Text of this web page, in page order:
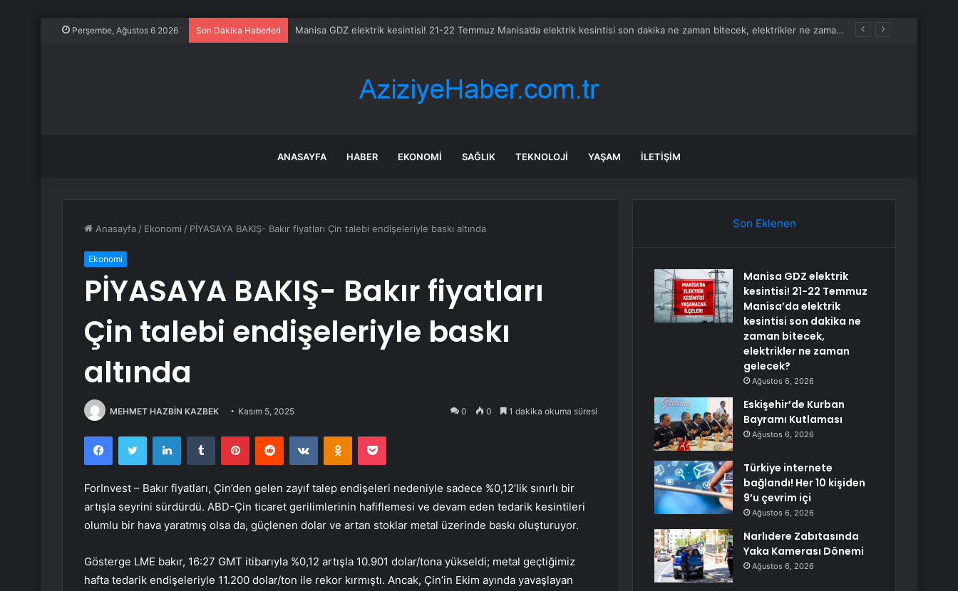
Perşembe, Ağustos 6 2026 Son Dakika Haberleri Manisa GDZ elektrik kesintisi! 21-22 Temmuz Manisa’da elektrik kesintisi son dakika ne zaman bitecek, elektrikler ne zaman gelecek?
ANASAYFA HABER EKONOMI SAĞLIK TEKNOLOJI YAŞAM İLETIŞIM
Anasayfa / Ekonomi / PİYASAYA BAKIŞ- Bakır fiyatları Çin talebi endişeleriyle baskı altında
Ekonomi
PİYASAYA BAKIŞ- Bakır fiyatları
Çin talebi endişeleriyle baskı
altında
MEHMET HAZBİN KAZBEK Kasım 5, 2025 0 0 1 dakika okuma süresi
FacebookTwitter LinkedInTumblr PinterestReddit VKontakteOdnoklassniki
Pocket
ForInvest – Bakır fiyatları, Çin’den gelen zayıf talep endişeleri nedeniyle sadece %0,12’lik sınırlı bir
artışla seyrini sürdürdü. ABD-Çin ticaret gerilimlerinin hafiflemesi ve devam eden tedarik kesintileri
olumlu bir hava yaratmış olsa da, güçlenen dolar ve artan stoklar metal üzerinde baskı oluşturuyor.
Gösterge LME bakır, 16:27 GMT itibarıyla %0,12 artışla 10.901 dolar/tona yükseldi; metal geçtiğimiz
hafta tedarik endişeleriyle 11.200 dolar/ton ile rekor kırmıştı. Ancak, Çin’in Ekim ayında yavaşlayan
Son Eklenen
Manisa GDZ elektrik
kesintisi! 21-22 Temmuz
Manisa’da elektrik
kesintisi son dakika ne
zaman bitecek,
elektrikler ne zaman
gelecek?
Ağustos 6, 2026
Eskişehir’de Kurban
Bayramı Kutlaması
Ağustos 6, 2026
Türkiye internete
bağlandı! Her 10 kişiden
9’u çevrim içi
Ağustos 6, 2026
Narlıdere Zabıtasında
Yaka Kamerası Dönemi
Ağustos 6, 2026